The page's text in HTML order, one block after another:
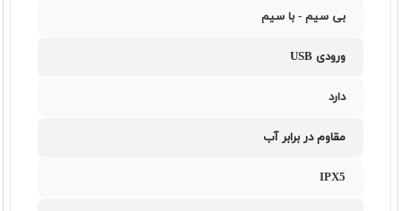
بی سیم - با سیم
ورودی USB
دارد
مقاوم در برابر آب
IPX5